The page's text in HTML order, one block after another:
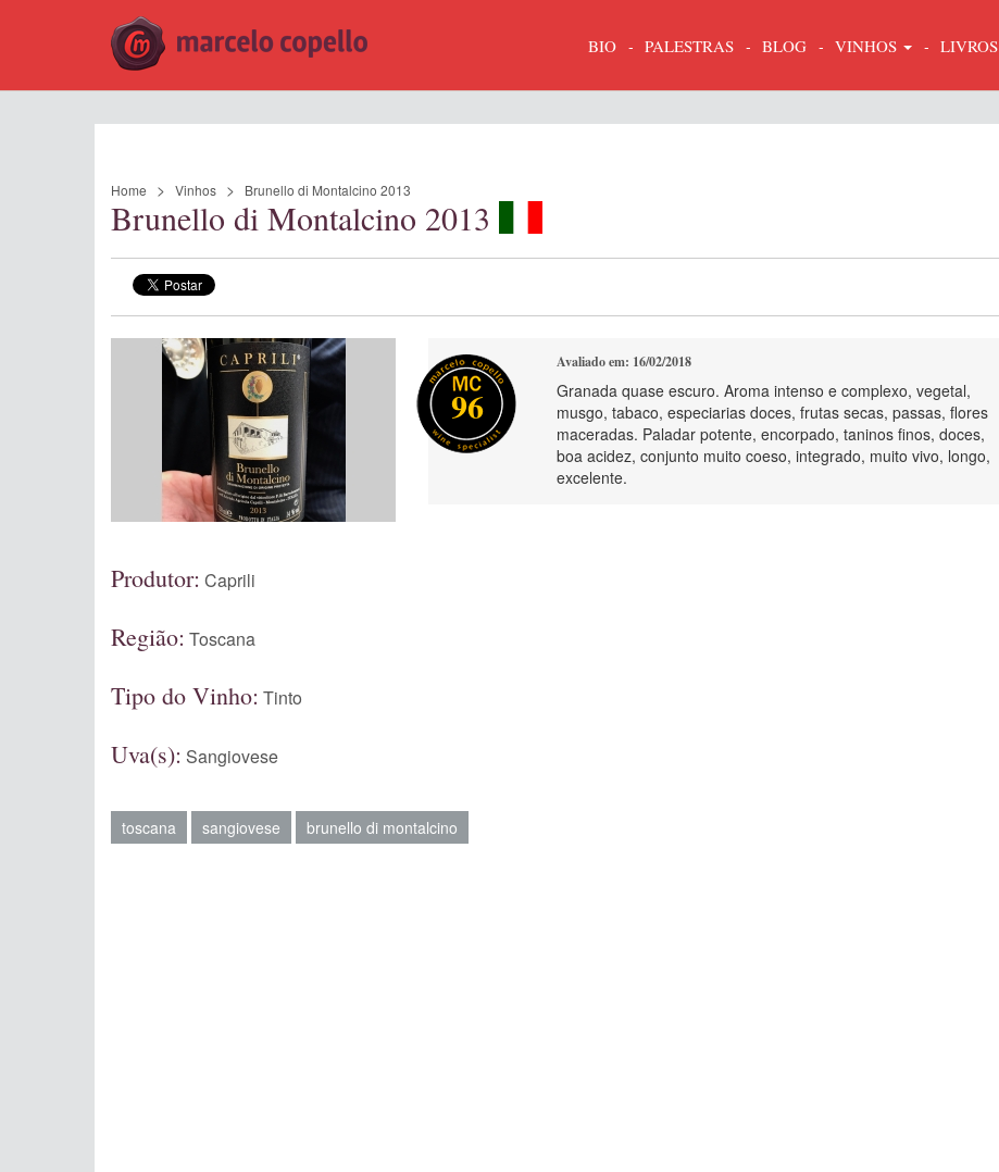
BIO PALESTRAS BLOG VINHOS LIVROS
Home Vinhos Brunello di Montalcino 2013
Brunello di Montalcino 2013
96
Avaliado em: 16/02/2018
Granada quase escuro. Aroma intenso e complexo, vegetal,
musgo, tabaco, especiarias doces, frutas secas, passas, flores
maceradas. Paladar potente, encorpado, taninos finos, doces,
boa acidez, conjunto muito coeso, integrado, muito vivo, longo,
excelente.
Produtor: Caprili
Região: Toscana
Tipo do Vinho: Tinto
Uva(s): Sangiovese
toscana sangiovese brunello di montalcino